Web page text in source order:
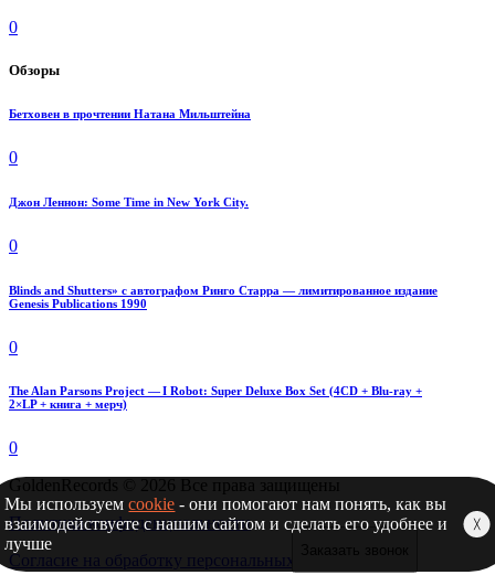
0
Обзоры
Бетховен в прочтении Натана Мильштейна
0
Джон Леннон: Some Time in New York City.
0
Blinds and Shutters» с автографом Ринго Старра — лимитированное издание
Genesis Publications 1990
0
The Alan Parsons Project — I Robot: Super Deluxe Box Set (4CD + Blu-ray +
2×LP + книга + мерч)
0
GoldenRecords © 2026 Все права защищены
Политика конфиденциальности
Согласие на обработку персональных данных
Мы используемcookie - они помогают нам понять, как вы
взаимодействуете с нашим сайтом и сделать его удобнее и
лучше
╳